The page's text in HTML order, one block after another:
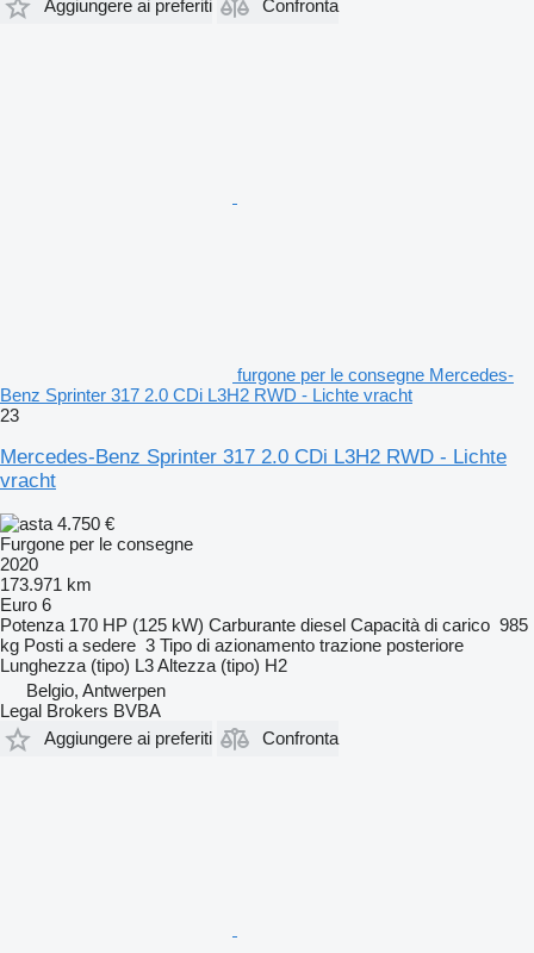
Aggiungere ai preferiti
Confronta
furgone per le consegne Mercedes-
Benz Sprinter 317 2.0 CDi L3H2 RWD - Lichte vracht
23
Mercedes-Benz Sprinter 317 2.0 CDi L3H2 RWD - Lichte
vracht
4.750 €
Furgone per le consegne
2020
173.971 km
Euro 6
Potenza 170 HP (125 kW) Carburante diesel Capacità di carico 985
kg Posti a sedere 3 Tipo di azionamento trazione posteriore
Lunghezza (tipo) L3Altezza (tipo) H2
Belgio, Antwerpen
Legal Brokers BVBA
Aggiungere ai preferiti
Confronta